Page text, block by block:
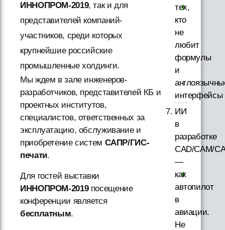
ИННОПРОМ-2019, так и для
представителей компаний-
участников, среди которых
крупнейшие российские
промышленные холдинги.
Мы ждем в зале инженеров-
разработчиков, представителей КБ и
проектных институтов,
специалистов, ответственных за
эксплуатацию, обслуживание и
приобретение систем САПР/ГИС-
печати.
Для гостей выставки
ИННОПРОМ-2019посещение
конференции является
бесплатным.
тех,
кто
не
любит
формулы
и
интерфейсы
ИИ
в
разработке
CAD/CAM/
—
как
автопилот
в
авиации.
Не